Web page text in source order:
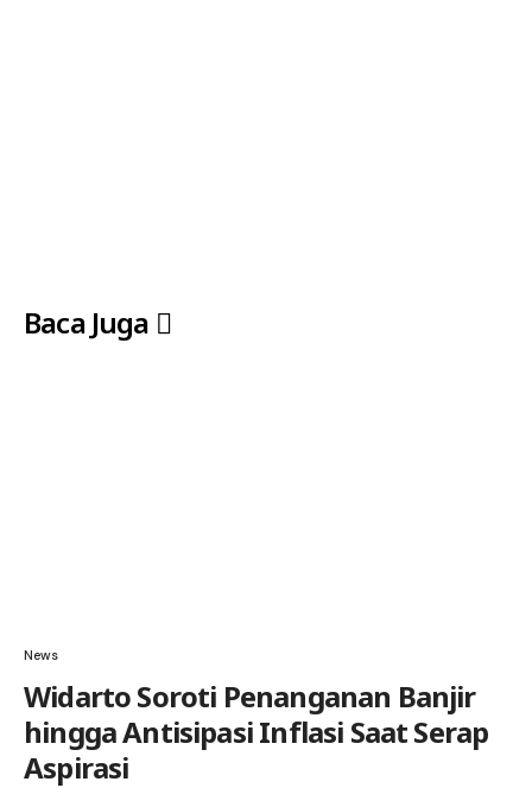
Baca Juga
News
Widarto Soroti Penanganan Banjir
hingga Antisipasi Inflasi Saat Serap
Aspirasi